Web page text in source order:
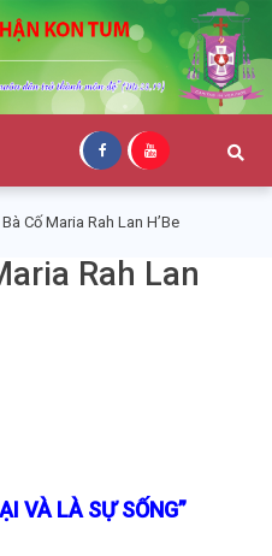
Kon
Cố Maria Rah Lan H’Be
Rah Lan
VÀ LÀ SỰ SỐNG”